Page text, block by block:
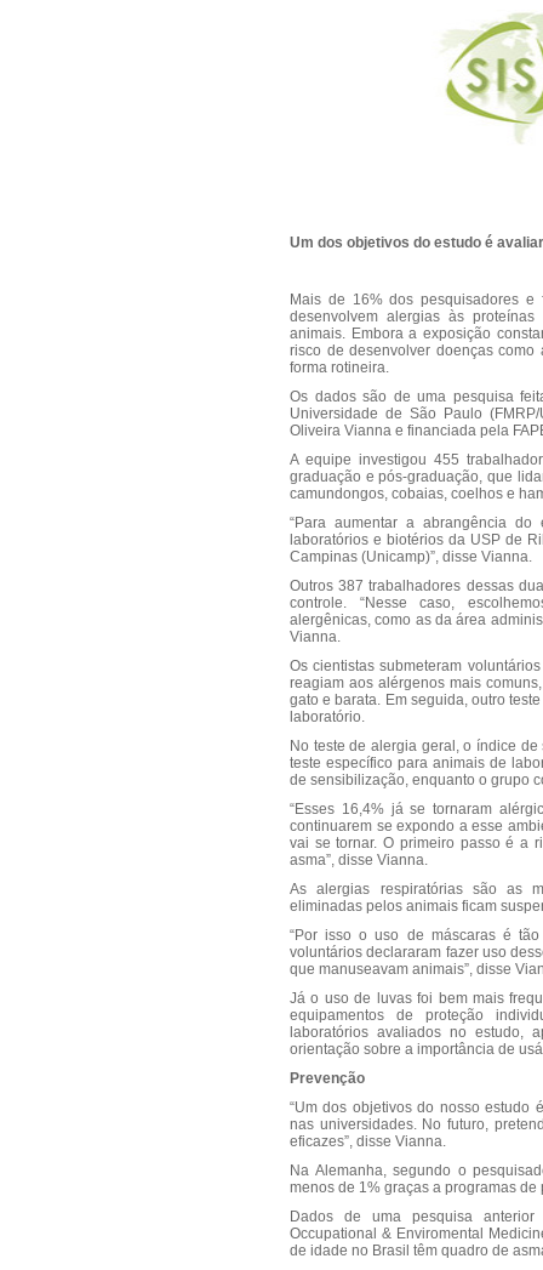
Um dos objetivos do estudo é
Mais de 16% dos pesquisadores
desenvolvem alergias às
animais. Embora a exposição
risco de desenvolver doenças
forma rotineira.
Os dados são de uma pesquisa
Universidade de São Paulo
Oliveira Vianna e financiada pela
A equipe investigou 455
graduação e pós-graduação, que
camundongos, cobaias, coelhos e
“Para aumentar a abrangência
laboratórios e biotérios da USP de
Campinas (Unicamp)”, disse Vianna.
Outros 387 trabalhadores dessas
controle. “Nesse caso,
alergênicas, como as da área
Vianna.
Os cientistas submeteram
reagiam aos alérgenos mais
gato e barata. Em seguida, outro
laboratório.
No teste de alergia geral, o índice
teste específico para animais de
de sensibilização, enquanto o grupo
“Esses 16,4% já se tornaram
continuarem se expondo a esse
vai se tornar. O primeiro passo é a
asma”, disse Vianna.
As alergias respiratórias são as
eliminadas pelos animais ficam
“Por isso o uso de máscaras é
voluntários declararam fazer uso
que manuseavam animais”, disse
Já o uso de luvas foi bem mais
equipamentos de proteção
laboratórios avaliados no estudo,
orientação sobre a importância de
Prevenção
“Um dos objetivos do nosso estudo
nas universidades. No futuro,
eficazes”, disse Vianna.
Na Alemanha, segundo o
menos de 1% graças a programas
Dados de uma pesquisa
Occupational & Enviromental
de idade no Brasil têm quadro de